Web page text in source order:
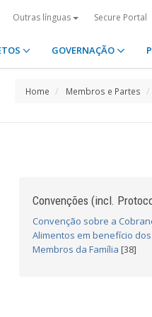
Outras línguas Secure Portal
GOVERNAÇÃO
Home Membros e Partes
Convenções (incl.
Convenção sobre a
Alimentos em benefício
Membros da Família [38]